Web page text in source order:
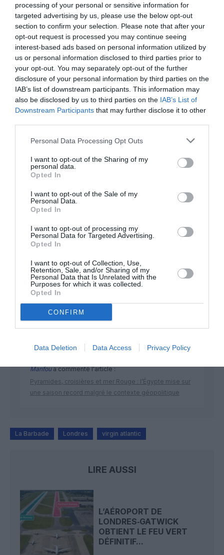
processing of your personal or sensitive information for
targeted advertising by us, please use the below opt-out
section to confirm your selection. Please note that after your
opt-out request is processed you may continue seeing
interest-based ads based on personal information utilized by
us or personal information disclosed to third parties prior to
your opt-out. You may separately opt-out of the further
disclosure of your personal information by third parties on the
IAB’s list of downstream participants. This information may
also be disclosed by us to third parties on the IAB’s List of
Downstream Participants that may further disclose it to other
Personal Data Processing Opt Outs
I want to opt-out of the Sharing of my
personal data.
Opted In
I want to opt-out of the Sale of my
Personal Data.
Opted In
I want to opt-out of processing my
Personal Data for Targeted Advertising.
Opted In
I want to opt-out of Collection, Use,
Retention, Sale, and/or Sharing of my
Personal Data that Is Unrelated with the
Purposes for which it was collected.
Opted In
CONFIRM
Data Deletion Data Access Privacy Policy
RÉPONDRE
LAISSER UN COMMENTAIRE
FAIRE UN DON
Appel aux lecteurs !
Soutenez Air Journal participez
DERNIERS COMMENTAIRES
atplhkta commenté l'article :
Contrôles aux frontières entre l’Espagne et l’Italie : des
Manfoua commenté l'article :
Pyramides, croisières et mer Rouge : l’Égypte mise sur
une saison record malgré le contexte géopolitique
La Barbade Londres virgin atlantic
LIRE AUSSI
L’AÉROPORT DE
LONDRES‑GATWICK
OBTIENT LE FEU VERT
DÉFINITIF...